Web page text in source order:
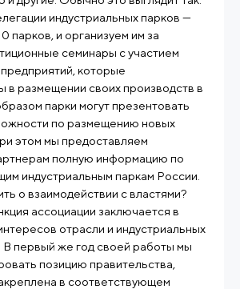
индустриальных парков —
парков, и организуем им за
семинары с участием
которые
в размещении своих производств в
парки могут презентовать
по размещению новых
этом мы предоставляем
полную информацию по
индустриальным паркам России.
о взаимодействии с властями?
ассоциации заключается в
отрасли и индустриальных
В первый же год своей работы мы
позицию правительства,
в соответствующем